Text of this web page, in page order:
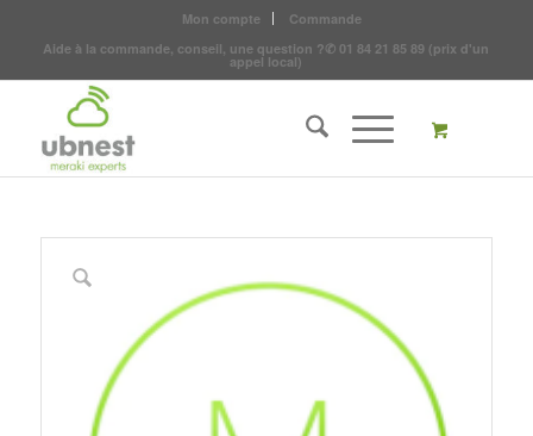
Mon compte
Commande
Aide à la commande, conseil, une question ?✆ 01 84 21 85 89 (prix d'un
appel local)